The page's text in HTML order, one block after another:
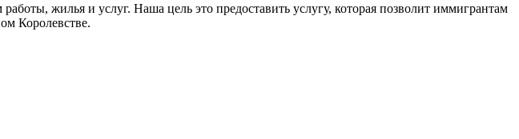
жилья и услуг. Наша цель это предоставить услугу, которая позволит иммигрантам
Королевстве.